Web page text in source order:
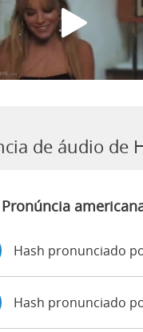
de áudio de
Pronúncia
Hash pronunciado
Hash pronunciado